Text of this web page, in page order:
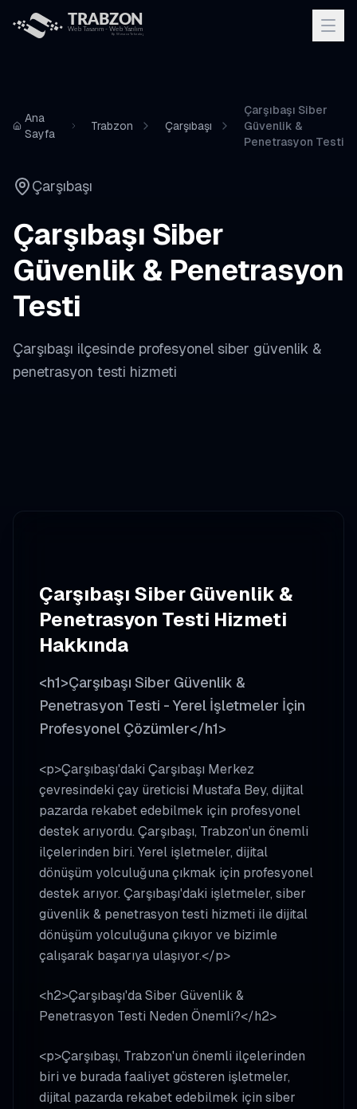
Ana
Sayfa
Trabzon Çarşıbaşı
Çarşıbaşı Siber
Güvenlik &
Penetrasyon Testi
Çarşıbaşı
Çarşıbaşı Siber
Güvenlik & Penetrasyon
Testi
Çarşıbaşı ilçesinde profesyonel siber güvenlik &
penetrasyon testi hizmeti
Çarşıbaşı Siber Güvenlik &
Penetrasyon Testi Hizmeti
Hakkında
<h1>Çarşıbaşı Siber Güvenlik &
Penetrasyon Testi - Yerel İşletmeler İçin
Profesyonel Çözümler</h1>
<p>Çarşıbaşı'daki Çarşıbaşı Merkez
çevresindeki çay üreticisi Mustafa Bey, dijital
pazarda rekabet edebilmek için profesyonel
destek arıyordu. Çarşıbaşı, Trabzon'un önemli
ilçelerinden biri. Yerel işletmeler, dijital
dönüşüm yolculuğuna çıkmak için profesyonel
destek arıyor. Çarşıbaşı'daki işletmeler, siber
güvenlik & penetrasyon testi hizmeti ile dijital
dönüşüm yolculuğuna çıkıyor ve bizimle
çalışarak başarıya ulaşıyor.</p>
<h2>Çarşıbaşı'da Siber Güvenlik &
Penetrasyon Testi Neden Önemli?</h2>
<p>Çarşıbaşı, Trabzon'un önemli ilçelerinden
biri ve burada faaliyet gösteren işletmeler,
dijital pazarda rekabet edebilmek için siber